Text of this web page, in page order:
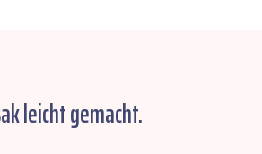
leicht gemacht.